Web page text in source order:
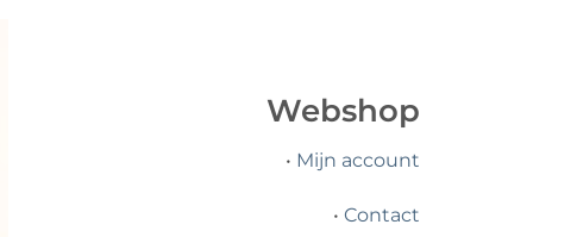
Webshop
• Mijn account
• Contact